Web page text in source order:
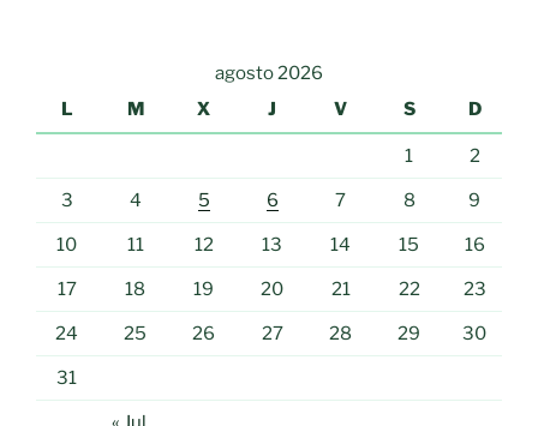
agosto 2026
L
M X J V S D
1 2
3 4 5 6 7 8 9
10 11 12 13 14 15 16
17 18 19 20 21 22 23
24 25 26 27 28 29 30
31